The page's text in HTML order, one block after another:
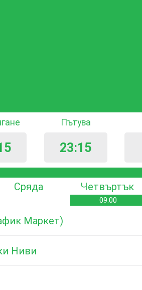
Пътува
23:15
Сряда Четвъртък
09:00
Маркет)
Ниви